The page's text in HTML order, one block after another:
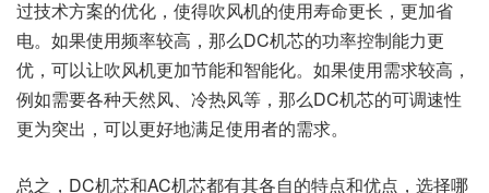
过技术方案的优化，使得吹风机的使用寿命更长，更加省
电。如果使用频率较高，那么DC机芯的功率控制能力更
优，可以让吹风机更加节能和智能化。如果使用需求较高，
例如需要各种天然风、冷热风等，那么DC机芯的可调速性
更为突出，可以更好地满足使用者的需求。
总之，DC机芯和AC机芯都有其各自的特点和优点，选择哪